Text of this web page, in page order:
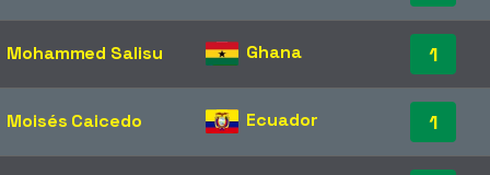
Mohammed Salisu Ghana 1
Moisés Caicedo Ecuador 1